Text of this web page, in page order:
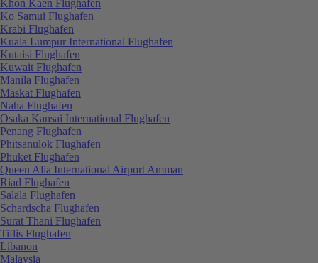
Khon Kaen Flughafen
Ko Samui Flughafen
Krabi Flughafen
Kuala Lumpur International Flughafen
Kutaisi Flughafen
Kuwait Flughafen
Manila Flughafen
Maskat Flughafen
Naha Flughafen
Osaka Kansai International Flughafen
Penang Flughafen
Phitsanulok Flughafen
Phuket Flughafen
Queen Alia International Airport Amman
Riad Flughafen
Salala Flughafen
Schardscha Flughafen
Surat Thani Flughafen
Tiflis Flughafen
Libanon
Malaysia